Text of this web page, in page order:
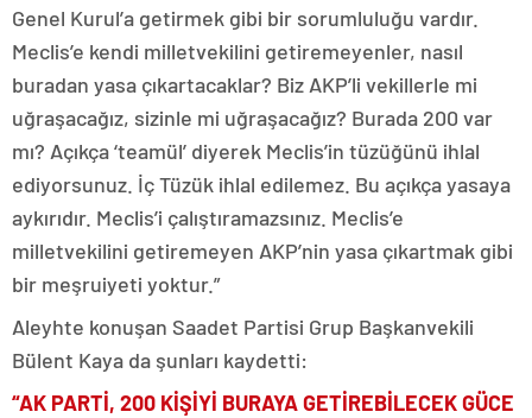
Genel Kurul’a getirmek gibi bir sorumluluğu vardır.
Meclis’e kendi milletvekilini getiremeyenler, nasıl
buradan yasa çıkartacaklar? Biz AKP’li vekillerle mi
uğraşacağız, sizinle mi uğraşacağız? Burada 200 var
mı? Açıkça ‘teamül’ diyerek Meclis’in tüzüğünü ihlal
ediyorsunuz. İç Tüzük ihlal edilemez. Bu açıkça yasaya
aykırıdır. Meclis’i çalıştıramazsınız. Meclis’e
milletvekilini getiremeyen AKP’nin yasa çıkartmak gibi
bir meşruiyeti yoktur.”
Aleyhte konuşan Saadet Partisi Grup Başkanvekili
Bülent Kaya da şunları kaydetti:
“AK PARTİ, 200 KİŞİYİ BURAYA GETİREBİLECEK GÜCE